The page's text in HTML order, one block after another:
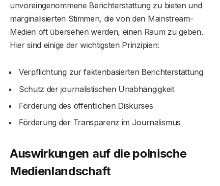
unvoreingenommene Berichterstattung zu bieten und
marginalisierten Stimmen, die von den Mainstream-
Medien oft übersehen werden, einen Raum zu geben.
Hier sind einige der wichtigsten Prinzipien:
Verpflichtung zur faktenbasierten Berichterstattung
Schutz der journalistischen Unabhängigkeit
Förderung des öffentlichen Diskurses
Förderung der Transparenz im Journalismus
Auswirkungen auf die polnische
Medienlandschaft